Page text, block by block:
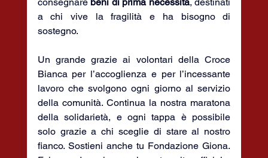
a chi vive la fragilità e ha bisogno di
sostegno.
Un grande grazie ai volontari della Croce
Bianca per l’accoglienza e per l’incessante
lavoro che svolgono ogni giorno al servizio
della comunità. Continua la nostra maratona
della solidarietà, e ogni tappa è possibile
solo grazie a chi sceglie di stare al nostro
fianco. Sostieni anche tu Fondazione Giona.